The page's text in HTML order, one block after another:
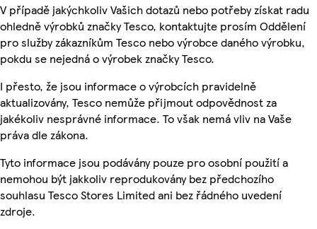
V případě jakýchkoliv Vašich dotazů nebo potřeby získat radu
ohledně výrobků značky Tesco, kontaktujte prosím Oddělení
pro služby zákazníkům Tesco nebo výrobce daného výrobku,
pokdu se nejedná o výrobek značky Tesco.
I přesto, že jsou informace o výrobcích pravidelně
aktualizovány, Tesco nemůže přijmout odpovědnost za
jakékoliv nesprávné informace. To však nemá vliv na Vaše
práva dle zákona.
Tyto informace jsou podávány pouze pro osobní použití a
nemohou být jakkoliv reprodukovány bez předchozího
souhlasu Tesco Stores Limited ani bez řádného uvedení
zdroje.